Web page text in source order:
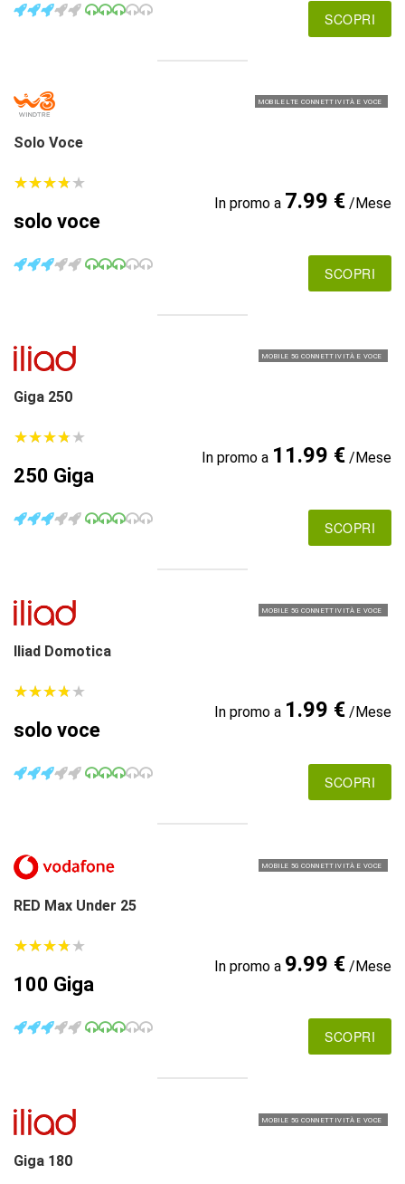
SCOPRI
MOBILE LTE CONNETTIVITÀ E VOCE
Solo Voce
★★★★★
★★★★★
solo voce
In promo a 7.99 €/Mese
SCOPRI
MOBILE 5G CONNETTIVITÀ E VOCE
Giga 250
★★★★★
★★★★★
250 Giga
In promo a 11.99 €/Mese
SCOPRI
MOBILE 5G CONNETTIVITÀ E VOCE
Iliad Domotica
★★★★★
★★★★★
solo voce
In promo a 1.99 €/Mese
SCOPRI
MOBILE 5G CONNETTIVITÀ E VOCE
RED Max Under 25
★★★★★
★★★★★
100 Giga
In promo a 9.99 €/Mese
SCOPRI
MOBILE 5G CONNETTIVITÀ E VOCE
Giga 180